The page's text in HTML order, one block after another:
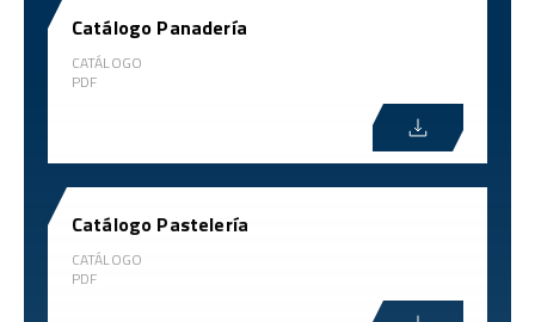
Catálogo Panadería
CATÁLOGO
PDF
Catálogo Pastelería
CATÁLOGO
PDF